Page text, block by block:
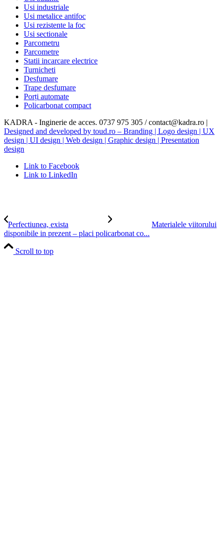
Usi industriale
Usi metalice antifoc
Usi rezistente la foc
Usi sectionale
Parcometru
Parcometre
Statii incarcare electrice
Turnicheti
Desfumare
Trape desfumare
Porți automate
Policarbonat compact
KADRA - Inginerie de acces. 0737 975 305 / contact@kadra.ro |
Designed and developed by toud.ro – Branding | Logo design | UX
design | UI design | Web design | Graphic design | Presentation
design
Link to Facebook
Link to LinkedIn
Perfectiunea, exista
Materialele viitorului
disponibile in prezent – placi policarbonat co...
Scroll to top